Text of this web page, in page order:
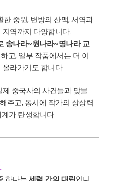
한 중원, 변방의 산맥, 서역과
지역까지 다양합니다.
송나라~원나라~명나라 교
고, 일부 작품에서는 더 이
올라가기도 합니다.
중국사의 사건들과 맞물
주고, 동시에 작가의 상상력
가 탄생합니다.